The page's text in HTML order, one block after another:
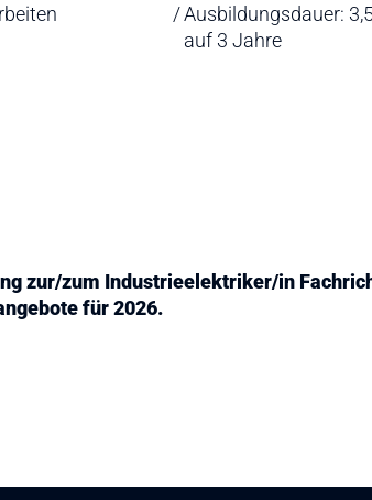
Ausbildungsdauer:
auf 3 Jahre
zur/zum Industrieelektriker/in
für 2026.